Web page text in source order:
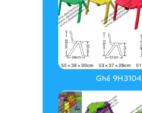
Ghế 9H3104